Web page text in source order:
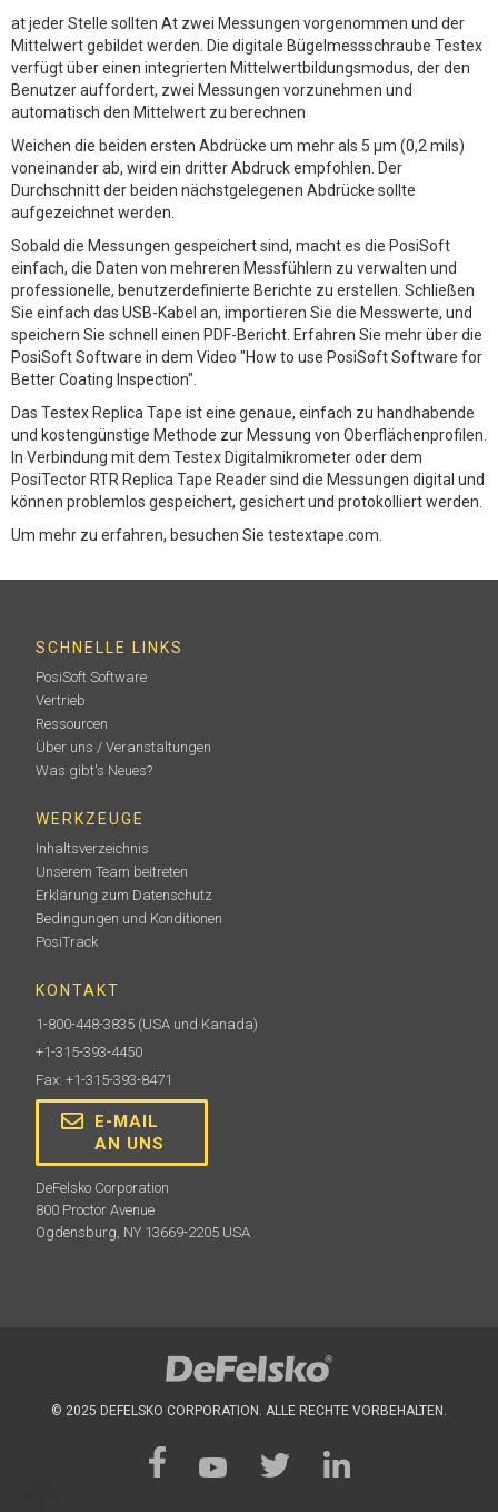
at jeder Stelle sollten At zwei Messungen vorgenommen und der
Mittelwert gebildet werden. Die digitale Bügelmessschraube Testex
verfügt über einen integrierten Mittelwertbildungsmodus, der den
Benutzer auffordert, zwei Messungen vorzunehmen und
automatisch den Mittelwert zu berechnen
Weichen die beiden ersten Abdrücke um mehr als 5 µm (0,2 mils)
voneinander ab, wird ein dritter Abdruck empfohlen. Der
Durchschnitt der beiden nächstgelegenen Abdrücke sollte
aufgezeichnet werden.
Sobald die Messungen gespeichert sind, macht es die PosiSoft
einfach, die Daten von mehreren Messfühlern zu verwalten und
professionelle, benutzerdefinierte Berichte zu erstellen. Schließen
Sie einfach das USB-Kabel an, importieren Sie die Messwerte, und
speichern Sie schnell einen PDF-Bericht. Erfahren Sie mehr über die
PosiSoft Software in dem Video "How to use PosiSoft Software for
Better Coating Inspection".
Das Testex Replica Tape ist eine genaue, einfach zu handhabende
und kostengünstige Methode zur Messung von Oberflächenprofilen.
In Verbindung mit dem Testex Digitalmikrometer oder dem
PosiTector RTR Replica Tape Reader sind die Messungen digital und
können problemlos gespeichert, gesichert und protokolliert werden.
Um mehr zu erfahren, besuchen Sie testextape.com.
SCHNELLE LINKS
PosiSoft Software
Vertrieb
Ressourcen
Über uns / Veranstaltungen
Was gibt's Neues?
WERKZEUGE
Inhaltsverzeichnis
Unserem Team beitreten
Erklärung zum Datenschutz
Bedingungen und Konditionen
PosiTrack
KONTAKT
1-800-448-3835 (USA und Kanada)
+1-315-393-4450
Fax: +1-315-393-8471
E-MAIL
AN UNS
DeFelsko Corporation
800 Proctor Avenue
Ogdensburg, NY 13669-2205 USA
© 2025 DEFELSKO CORPORATION. ALLE RECHTE VORBEHALTEN.